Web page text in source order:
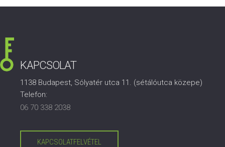
KAPCSOLAT
1138 Budapest, Sólyatér utca 11. (sétálóutca közepe)
Telefon:
06 70 338 2038
KAPCSOLATFELVÉTEL